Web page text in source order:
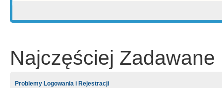
Najczęściej Zadawane
Problemy Logowania i Rejestracji